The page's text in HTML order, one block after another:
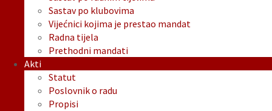
Sastav po klubovima
Vijećnici kojima je prestao mandat
Radna tijela
Prethodni mandati
Akti
Statut
Poslovnik o radu
Propisi